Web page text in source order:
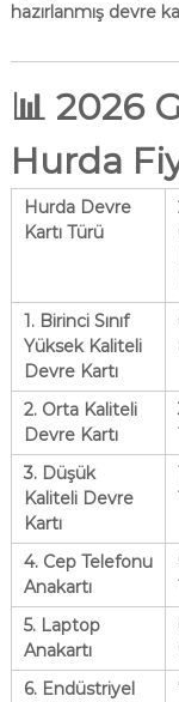
hazırlanmış devre
📊 2026
Hurda
Hurda Devre
Kartı Türü
1. Birinci Sınıf
Yüksek Kaliteli
Devre Kartı
2. Orta Kaliteli
Devre Kartı
3. Düşük
Kaliteli Devre
Kartı
4. Cep Telefonu
Anakartı
5. Laptop
Anakartı
6. Endüstriyel